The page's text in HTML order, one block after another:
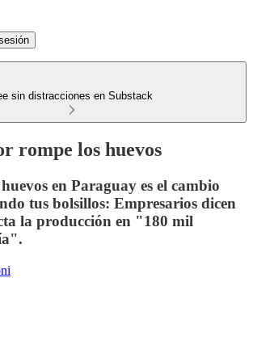
sin distracciones en Substack
rompe los huevos
en Paraguay es el cambio
tus bolsillos: Empresarios dicen
la producción en "180 mil